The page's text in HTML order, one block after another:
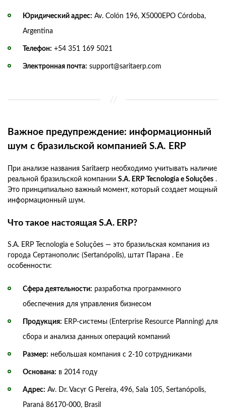
Юридический адрес: Av. Colón 196, X5000EPO Córdoba,
Argentina
Телефон: +54 351 169 5021
Электронная почта: support@saritaerp.com
Важное предупреждение: информационный
шум с бразильской компанией S.A. ERP
При анализе названия Saritaerp необходимо учитывать наличие
реальной бразильской компании S.A. ERP Tecnologia e Soluções .
Это принципиально важный момент, который создает мощный
информационный шум.
Что такое настоящая S.A. ERP?
S.A. ERP Tecnologia e Soluções — это бразильская компания из
города Сертанополис (Sertanópolis), штат Парана . Ее
особенности:
Сфера деятельности: разработка программного
обеспечения для управления бизнесом
Продукция: ERP-системы (Enterprise Resource Planning) для
сбора и анализа данных операций компаний
Размер: небольшая компания с 2-10 сотрудниками
Основана: в 2014 году
Адрес: Av. Dr. Vacyr G Pereira, 496, Sala 105, Sertanópolis,
Paraná 86170-000, Brasil